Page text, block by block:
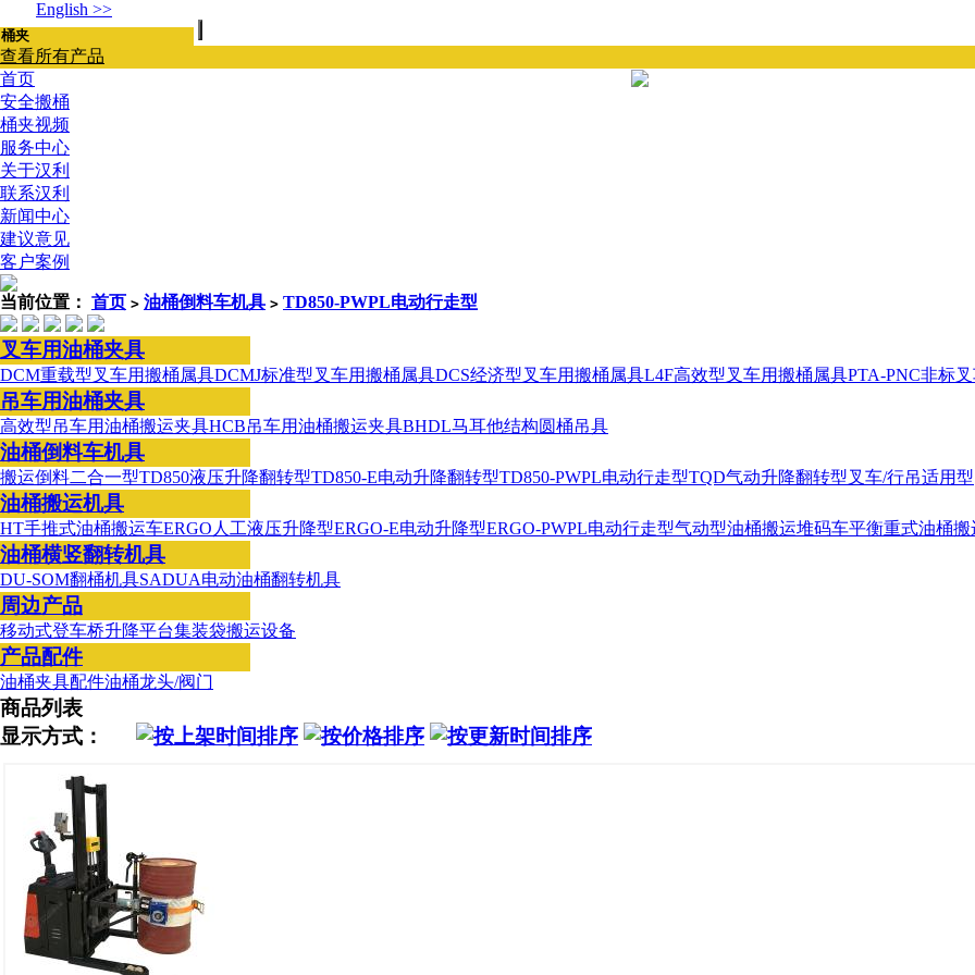
English >>
查看所有产品
首页
安全搬桶
桶夹视频
服务中心
关于汉利
联系汉利
新闻中心
建议意见
客户案例
当前位置： 首页 > 油桶倒料车机具 > TD850-PWPL电动行走型
叉车用油桶夹具
DCM重载型叉车用搬桶属具DCMJ标准型叉车用搬桶属具DCS经济型叉车用搬桶属具L4F高效型叉车用搬桶属具PTA-PNC非标
吊车用油桶夹具
高效型吊车用油桶搬运夹具HCB吊车用油桶搬运夹具BHDL马耳他结构圆桶吊具
油桶倒料车机具
搬运倒料二合一型TD850液压升降翻转型TD850-E电动升降翻转型TD850-PWPL电动行走型TQD气动升降翻转型叉车/行吊适用型
油桶搬运机具
HT手推式油桶搬运车ERGO人工液压升降型ERGO-E电动升降型ERGO-PWPL电动行走型气动型油桶搬运堆码车平衡重式油桶搬
油桶横竖翻转机具
DU-SOM翻桶机具SADUA电动油桶翻转机具
周边产品
移动式登车桥升降平台集装袋搬运设备
产品配件
油桶夹具配件油桶龙头/阀门
商品列表
显示方式：